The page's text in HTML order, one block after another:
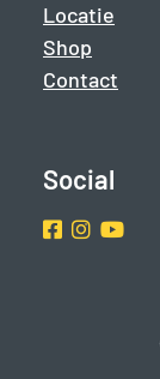
Locatie
Shop
Contact
Social
Facebook